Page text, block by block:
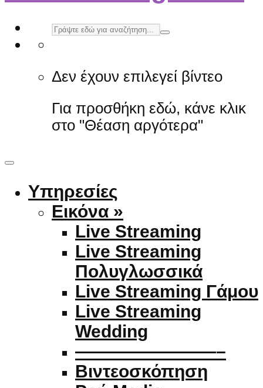
Δεν έχουν επιλεγεί βίντεο
Για προσθήκη εδώ, κάνε κλικ
στο "Θέαση αργότερα"
Υπηρεσίες
Εικόνα »
Live Streaming
Live Streaming
Πολυγλωσσικά
Live Streaming Γάμου
Live Streaming
Wedding
————————–
Βιντεοσκόπηση